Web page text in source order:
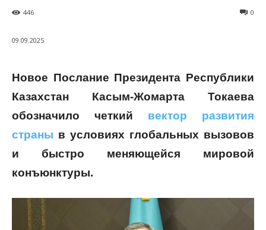
0
446
09.09.2025
Новое Послание Президента Республики
Казахстан Касым-Жомарта Токаева
обозначило четкий вектор развития
страны в условиях глобальных вызовов
и быстро меняющейся мировой
конъюнктуры.